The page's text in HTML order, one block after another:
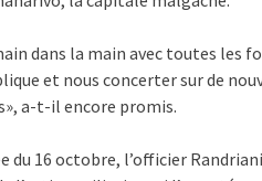
dans la main avec toutes les
et nous concerter sur de
a-t-il encore promis.
du 16 octobre, l’officier